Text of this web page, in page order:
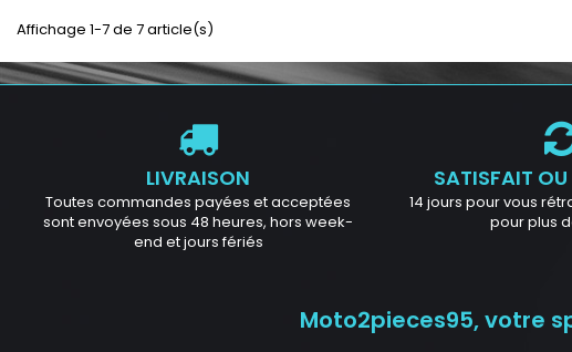
Affichage 1-7 de 7 article(s)
LIVRAISON
Toutes commandes payées et acceptées
sont envoyées sous 48 heures, hors week-
end et jours fériés
SATISFAIT OU
14 jours pour vous
pour plus
Moto2pieces95, votre